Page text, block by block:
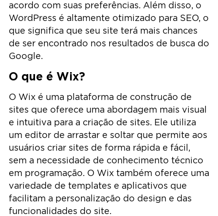
acordo com suas preferências. Além disso, o
WordPress é altamente otimizado para SEO, o
que significa que seu site terá mais chances
de ser encontrado nos resultados de busca do
Google.
O que é Wix?
O Wix é uma plataforma de construção de
sites que oferece uma abordagem mais visual
e intuitiva para a criação de sites. Ele utiliza
um editor de arrastar e soltar que permite aos
usuários criar sites de forma rápida e fácil,
sem a necessidade de conhecimento técnico
em programação. O Wix também oferece uma
variedade de templates e aplicativos que
facilitam a personalização do design e das
funcionalidades do site.